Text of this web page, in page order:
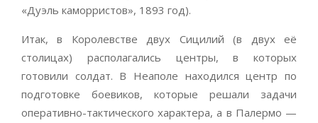
«Дуэль каморристов», 1893 год).
Итак, в Королевстве двух Сицилий (в двух её
столицах) располагались центры, в которых
готовили солдат. В Неаполе находился центр по
подготовке боевиков, которые решали задачи
оперативно-тактического характера, а в Палермо —